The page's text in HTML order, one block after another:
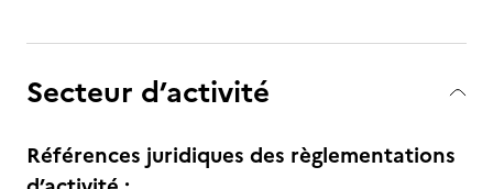
Secteur d’activité
Références juridiques des règlementations